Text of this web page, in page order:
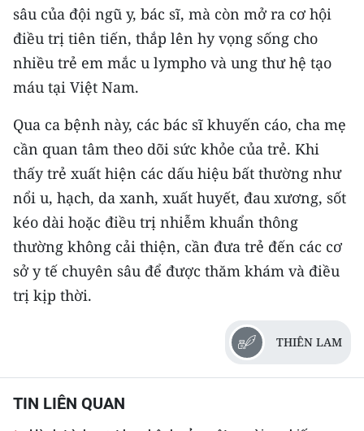
sâu của đội ngũ y, bác sĩ, mà còn mở ra cơ hội
điều trị tiên tiến, thắp lên hy vọng sống cho
nhiều trẻ em mắc u lympho và ung thư hệ tạo
máu tại Việt Nam.
Qua ca bệnh này, các bác sĩ khuyến cáo, cha mẹ
cần quan tâm theo dõi sức khỏe của trẻ. Khi
thấy trẻ xuất hiện các dấu hiệu bất thường như
nổi u, hạch, da xanh, xuất huyết, đau xương, sốt
kéo dài hoặc điều trị nhiễm khuẩn thông
thường không cải thiện, cần đưa trẻ đến các cơ
sở y tế chuyên sâu để được thăm khám và điều
trị kịp thời.
THIÊN LAM
TIN LIÊN QUAN